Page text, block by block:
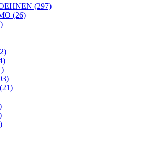
(297)
(26)
(21)